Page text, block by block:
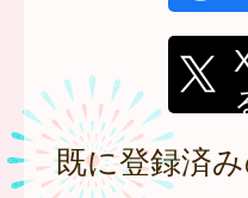
既に登録済